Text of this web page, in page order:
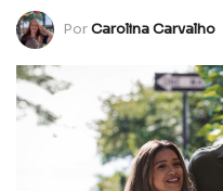
PorCarolina Carvalho